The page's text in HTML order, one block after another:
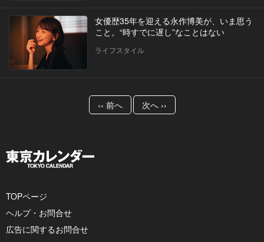
女優歴35年を迎える永作博美が、いま思う
こと。“時すでに遅し”なことはない
ライフスタイル
‹‹ 前へ 次へ ››
TOPページ
ヘルプ・お問合せ
広告に関するお問合せ